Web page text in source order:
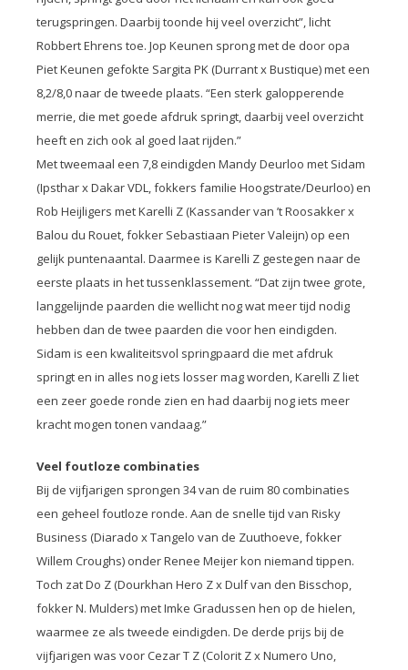
terugspringen. Daarbij toonde hij veel overzicht”, licht
Robbert Ehrens toe. Jop Keunen sprong met de door opa
Piet Keunen gefokte Sargita PK (Durrant x Bustique) met een
8,2/8,0 naar de tweede plaats. “Een sterk galopperende
merrie, die met goede afdruk springt, daarbij veel overzicht
heeft en zich ook al goed laat rijden.”
Met tweemaal een 7,8 eindigden Mandy Deurloo met Sidam
(Ipsthar x Dakar VDL, fokkers familie Hoogstrate/Deurloo) en
Rob Heijligers met Karelli Z (Kassander van ’t Roosakker x
Balou du Rouet, fokker Sebastiaan Pieter Valeijn) op een
gelijk puntenaantal. Daarmee is Karelli Z gestegen naar de
eerste plaats in het tussenklassement. “Dat zijn twee grote,
langgelijnde paarden die wellicht nog wat meer tijd nodig
hebben dan de twee paarden die voor hen eindigden.
Sidam is een kwaliteitsvol springpaard die met afdruk
springt en in alles nog iets losser mag worden, Karelli Z liet
een zeer goede ronde zien en had daarbij nog iets meer
kracht mogen tonen vandaag.”
Veel foutloze combinaties
Bij de vijfjarigen sprongen 34 van de ruim 80 combinaties
een geheel foutloze ronde. Aan de snelle tijd van Risky
Business (Diarado x Tangelo van de Zuuthoeve, fokker
Willem Croughs) onder Renee Meijer kon niemand tippen.
Toch zat Do Z (Dourkhan Hero Z x Dulf van den Bisschop,
fokker N. Mulders) met Imke Gradussen hen op de hielen,
waarmee ze als tweede eindigden. De derde prijs bij de
vijfjarigen was voor Cezar T Z (Colorit Z x Numero Uno,